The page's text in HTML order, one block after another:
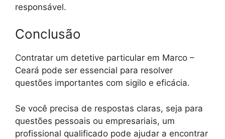
responsável.
Conclusão
Contratar um detetive particular em Marco –
Ceará pode ser essencial para resolver
questões importantes com sigilo e eficácia.
Se você precisa de respostas claras, seja para
questões pessoais ou empresariais, um
profissional qualificado pode ajudar a encontrar